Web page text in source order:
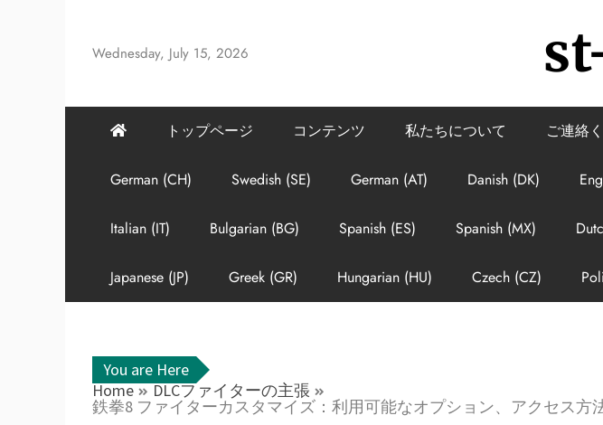
content
Wednesday, July 15, 2026
トップページ コンテンツ 私たちについて ご連絡
German (CH) Swedish (SE) German (AT) Danish (DK)
Italian (IT) Bulgarian (BG) Spanish (ES) Spanish (MX)
Japanese (JP) Greek (GR) Hungarian (HU) Czech (CZ)
You are Here
Home
DLCファイターの主張
鉄拳8 ファイターカスタマイズ：利用可能なオプション、アクセス方